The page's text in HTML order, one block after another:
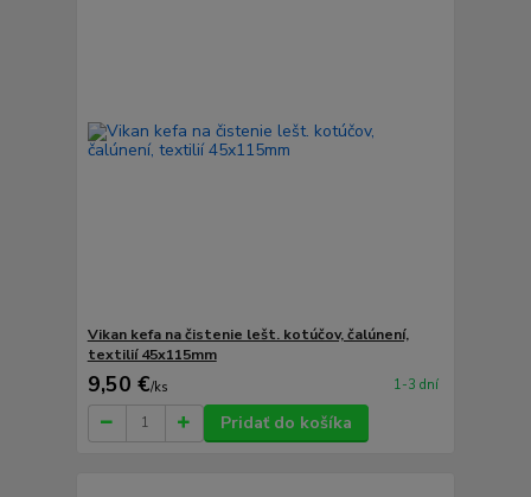
Vikan kefa na čistenie lešt. kotúčov, čalúnení,
textilií 45x115mm
9,50 €/ks 1-3 dní
Pridať do košíka